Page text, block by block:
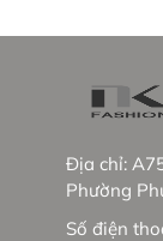
Địa chỉ:
Phường
Số điện